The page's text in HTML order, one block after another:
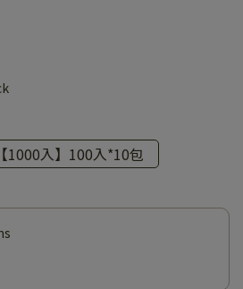
【1000入】100入*10包